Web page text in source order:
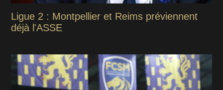
Ligue 2 : Montpellier et Reims préviennent
déjà l'ASSE